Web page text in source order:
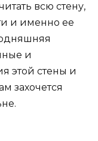
всю стену,
и именно ее
и
этой стены и
захочется